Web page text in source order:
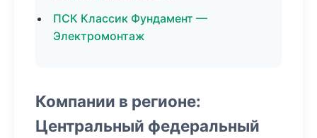
ПСК Классик Фундамент —
Электромонтаж
Компании в регионе:
Центральный федеральный